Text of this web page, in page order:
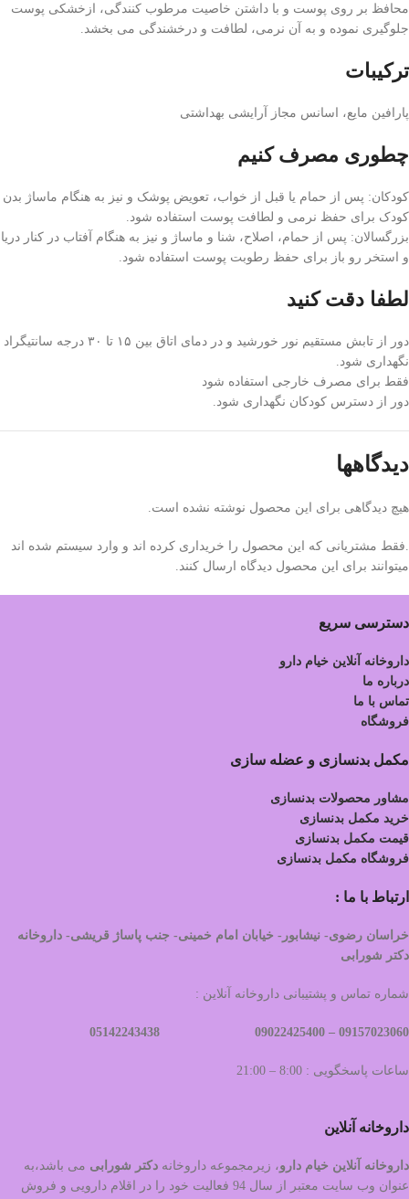
محافظ بر روی پوست و با داشتن خاصیت مرطوب کنندگی، ازخشکی پوست
جلوگیری نموده و به آن نرمی، لطافت و درخشندگی می بخشد.
ترکیبات
پارافین مایع، اسانس مجاز آرایشی بهداشتی
چطوری مصرف کنیم
کودکان: پس از حمام یا قبل از خواب، تعویض پوشک و نیز به هنگام ماساژ بدن
کودک برای حفظ نرمی و لطافت پوست استفاده شود.
بزرگسالان: پس از حمام، اصلاح، شنا و ماساژ و نیز به هنگام آفتاب در کنار دریا
و استخر رو باز برای حفظ رطوبت پوست استفاده شود.
لطفا دقت کنید
دور از تابش مستقیم نور خورشید و در دمای اتاق بین ۱۵ تا ۳۰ درجه سانتیگراد
نگهداری شود.
فقط برای مصرف خارجی استفاده شود
دور از دسترس کودکان نگهداری شود.
دیدگاهها
هیچ دیدگاهی برای این محصول نوشته نشده است.
.فقط مشتریانی که این محصول را خریداری کرده اند و وارد سیستم شده اند
میتوانند برای این محصول دیدگاه ارسال کنند.
دسترسی سریع
داروخانه آنلاین خیام دارو
درباره ما
تماس با ما
فروشگاه
مکمل بدنسازی و عضله سازی
مشاور محصولات بدنسازی
خرید مکمل بدنسازی
قیمت مکمل بدنسازی
فروشگاه مکمل بدنسازی
ارتباط با ما :
خراسان رضوی- نیشابور- خیابان امام خمینی- جنب پاساژ قریشی- داروخانه
دکتر شورابی
شماره تماس و پشتیبانی داروخانه آنلاین :
09157023060 –
ساعات پاسخگویی : 8:00 – 21:00
داروخانه آنلاین
داروخانه آنلاین خیام دارو، زیرمجموعه داروخانه دکتر شورابی می باشد،به
عنوان وب سایت معتبر از سال 94 فعالیت خود را در اقلام دارویی و فروش